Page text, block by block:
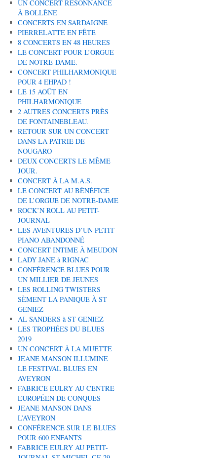
UN CONCERT RÉSONNANCE
À BOLLÈNE
CONCERTS EN SARDAIGNE
PIERRELATTE EN FÊTE
8 CONCERTS EN 48 HEURES
LE CONCERT POUR L’ORGUE
DE NOTRE-DAME.
CONCERT PHILHARMONIQUE
POUR 4 EHPAD !
LE 15 AOÛT EN
PHILHARMONIQUE
2 AUTRES CONCERTS PRÈS
DE FONTAINEBLEAU.
RETOUR SUR UN CONCERT
DANS LA PATRIE DE
NOUGARO
DEUX CONCERTS LE MÊME
JOUR.
CONCERT À LA M.A.S.
LE CONCERT AU BÉNÉFICE
DE L’ORGUE DE NOTRE-DAME
ROCK’N ROLL AU PETIT-
JOURNAL
LES AVENTURES D’UN PETIT
PIANO ABANDONNÉ
CONCERT INTIME À MEUDON
LADY JANE à RIGNAC
CONFÉRENCE BLUES POUR
UN MILLIER DE JEUNES
LES ROLLING TWISTERS
SÈMENT LA PANIQUE À ST
GENIEZ
AL SANDERS à ST GENIEZ
LES TROPHÉES DU BLUES
2019
UN CONCERT À LA MUETTE
JEANE MANSON ILLUMINE
LE FESTIVAL BLUES EN
AVEYRON
FABRICE EULRY AU CENTRE
EUROPÉEN DE CONQUES
JEANE MANSON DANS
L’AVEYRON
CONFÉRENCE SUR LE BLUES
POUR 600 ENFANTS
FABRICE EULRY AU PETIT-